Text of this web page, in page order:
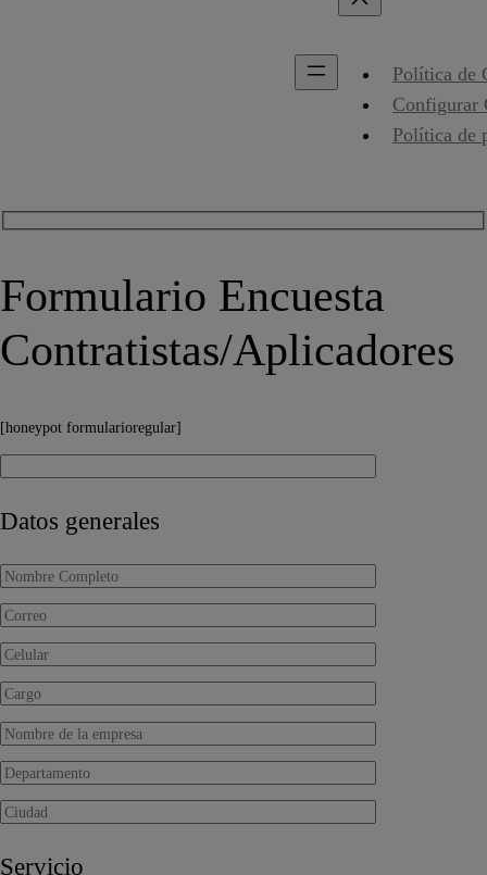
Política de
Configurar
Política de
Formulario Encuesta
Contratistas/Aplicadores
[honeypot formularioregular]
Datos generales
Servicio